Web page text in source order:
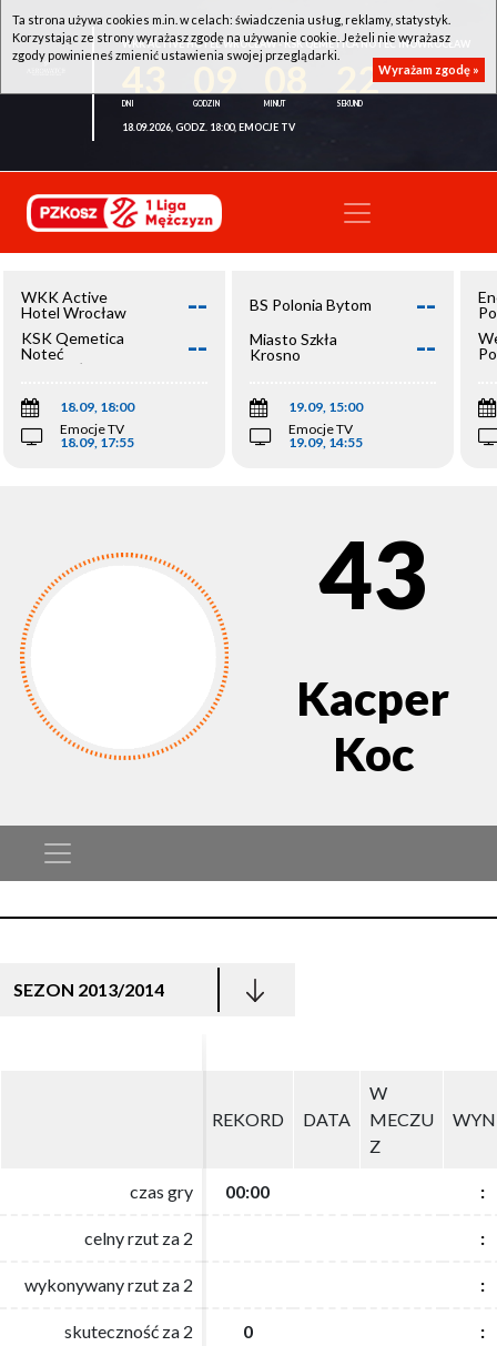
WKK ACTIVE HOTEL WROCŁAW - KSK QEMETICA NOTEĆ INOWROCŁAW
22
18.09.2026, GODZ. 18:00, EMOCJE TV
WKK Active
Hotel Wrocław
--
KSK Qemetica
Noteć
Inowrocław
--
18.09, 18:00
Emocje TV
18.09, 17:55
BS Polonia Bytom --
Miasto Szkła
Krosno
--
19.09, 15:00
Emocje TV
19.09, 14:55
43
Kacper
Koc
SEZON 2013/2014
REKORD DATA
W
MECZU
Z
czas gry 00:00 :
celny rzut za 2 :
wykonywany rzut za 2 :
skuteczność za 2 0 :
REKORD DATA
W
MECZU
Z
czas gry 00:00 :
celny rzut za 2 :
wykonywany rzut za 2 :
skuteczność za 2 0 :
Ta strona używa cookies m.in. w celach: świadczenia usług, reklamy, statystyk.
Korzystając ze strony wyrażasz zgodę na używanie cookie. Jeżeli nie wyrażasz
zgody powinieneś zmienić ustawienia swojej przeglądarki.
Wyrażam zgodę »